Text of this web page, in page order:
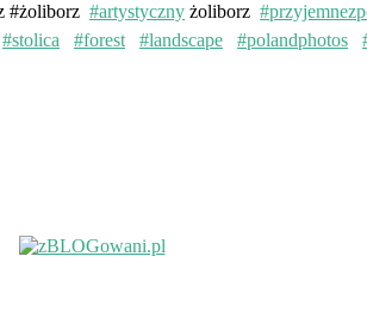
#żoliborz #artystyczny żoliborz
#stolica #forest #landscape #polandphotos